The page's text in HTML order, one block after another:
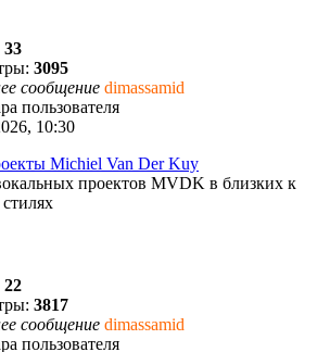
33
3095
сообщение dimassamid
10:30
Michiel Van Der Kuy
проектов MVDK в близких к
22
3817
сообщение dimassamid